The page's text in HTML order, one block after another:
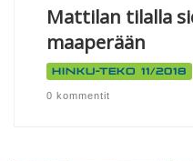
Mattilan tilalla
maaperään
Hinku-teko 11/2018
0 kommentit